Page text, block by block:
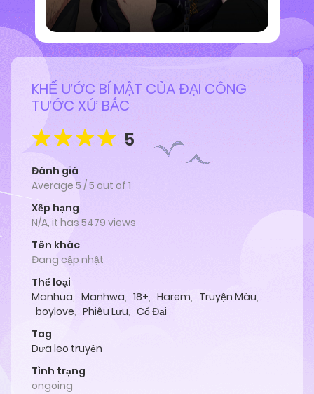
KHẾ ƯỚC BÍ MẬT CỦA ĐẠI CÔNG
TƯỚC XỨ BẮC
5
Đánh giá
Average 5 /5 out of 1
Xếp hạng
N/A, it has 5479 views
Tên khác
Đang cập nhật
Thể loại
Manhua, Manhwa, 18+, Harem, Truyện Màu,
boylove, Phiêu Lưu, Cổ Đại
Tag
Dưa leo truyện
Tình trạng
ongoing